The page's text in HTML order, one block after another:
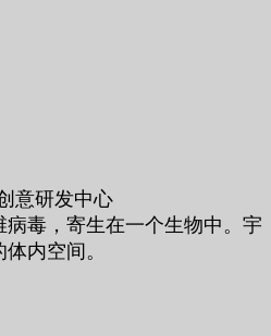
意研发中心
病毒，寄生在一个生物中。宇
内空间。